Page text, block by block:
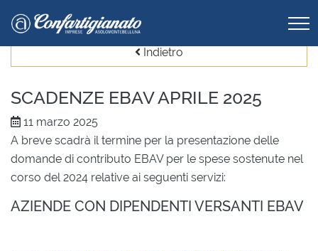
Indietro
SCADENZE EBAV APRILE 2025
11 marzo 2025
A breve scadrà il termine per la presentazione delle
domande di contributo EBAV per le spese sostenute nel
corso del 2024 relative ai seguenti servizi:
AZIENDE CON DIPENDENTI VERSANTI EBAV